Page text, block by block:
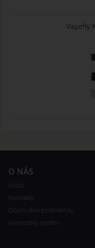
Vapefly
O NÁS
Úvod
Kontakty
Obchodné podmienky
Vernostný systém